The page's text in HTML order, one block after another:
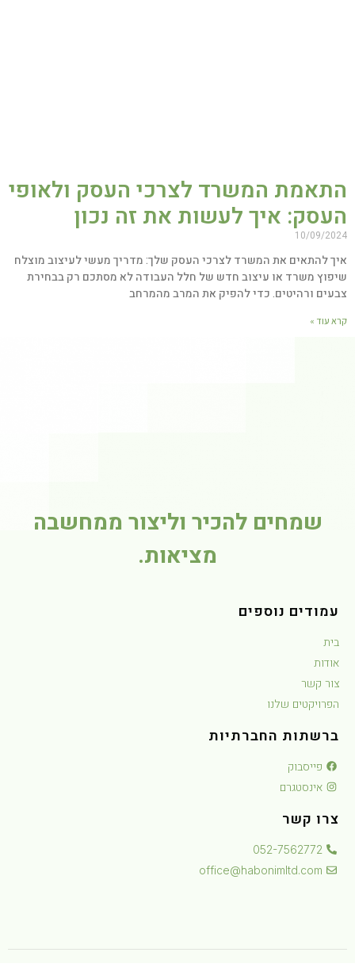
המשרד לצרכי העסק ולאופי
איך לעשות את זה נכון
10/09/
להתאים את המשרד לצרכי העסק שלך: מדריך מעשי לעיצוב מוצלח
משרד או עיצוב חדש של חלל העבודה לא מסתכם רק בבחירת
ורהיטים. כדי להפיק את המרב מהמרחב
עוד »
שמחים להכיר וליצור ממחשבה
מציאות.
נוספים
קשר
שלנו
החברתיות
פייסבוק
אינסטגרם
קשר
052-7562772
office@habonimltd.com